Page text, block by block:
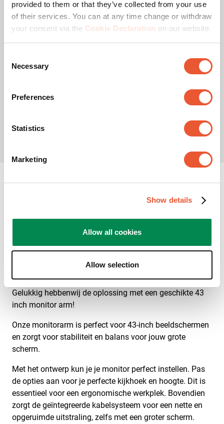
provided to them or that they’ve collected from your use
of their services. You can at any time change or withdraw
your consent via the Cookie Declaration on our website.
Selection
Necessary
Preferences
Statistics
Marketing
Show details
Allow all cookies
Allow selection
5 jaar garantie, tot 27 cm in hoogte verstelbaar
0.0
5
Ondersteun je grote
Heb je een grote 43" monitor en wil je deze stabiel en op
de juiste kijkhoogte houden? Dan wil je voorkomen dat
monitor arm. Dit is een veelvoorkomend probleem waar
veel gebruikers van grotere schermen tegenaan lopen.
Gelukkig hebbenwij de oplossing met een geschikte 43
inch monitor arm!
Onze monitorarm is perfect voor 43-inch beeldschermen
en zorgt voor stabiliteit en balans voor jouw grote
scherm.
Met het ontwerp kun je je monitor perfect instellen. Pas
de opties aan voor je perfecte kijkhoek en hoogte. Dit is
essentieel voor een ergonomische werkplek. Bovendien
zorgt de geïntegreerde kabelsysteem voor een nette en
opgeruimde uitstraling, zelfs met een groter scherm.